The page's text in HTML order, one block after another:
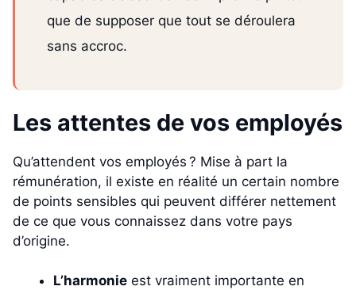
que de supposer que tout se déroulera
sans accroc.
Les attentes de vos employés
Qu’attendent vos employés ? Mise à part la
rémunération, il existe en réalité un certain nombre
de points sensibles qui peuvent différer nettement
de ce que vous connaissez dans votre pays
d’origine.
L’harmonie est vraiment importante en